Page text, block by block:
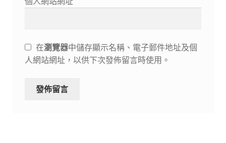
在瀏覽器中儲存顯示名稱、電子郵件地址及個
人網站網址，以供下次發佈留言時使用。